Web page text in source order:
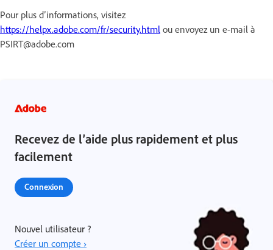
Pour plus d’informations, visitez
https://helpx.adobe.com/fr/security.html ou envoyez un e-mail à
PSIRT@adobe.com
Recevez de l’aide plus rapidement et plus
facilement
Connexion
Nouvel utilisateur ?
Créer un compte ›